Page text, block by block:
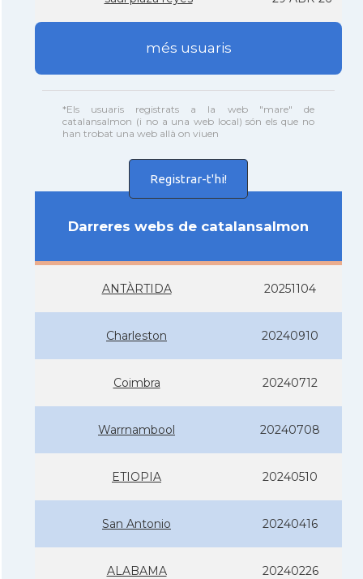
més usuaris
*Els usuaris registrats a la web "mare" de
catalansalmon (i no a una web local) són els que no
han trobat una web allà on viuen
Registrar-t'hi!
Darreres webs de catalansalmon
ANTÀRTIDA 20251104
Charleston 20240910
Coimbra 20240712
Warrnambool 20240708
ETIOPIA 20240510
San Antonio 20240416
ALABAMA 20240226